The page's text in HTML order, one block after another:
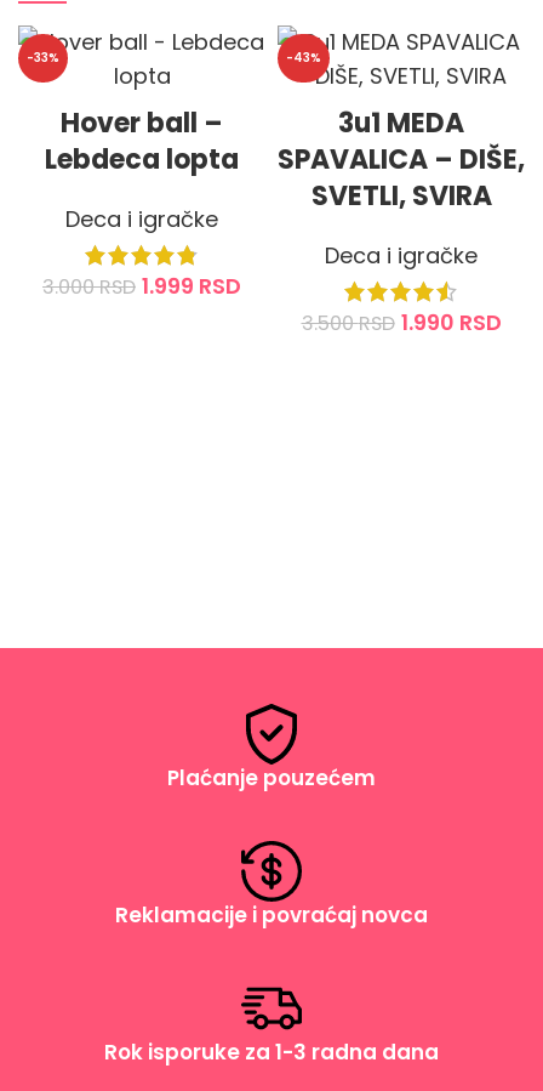
-33%
Hover ball –
Lebdeca lopta
Deca i igračke
3.000RSD 1.999 RSD
-43%
3u1 MEDA
SPAVALICA – DIŠE,
SVETLI, SVIRA
Deca i igračke
3.500RSD 1.990 RSD
Plaćanje pouzećem
Reklamacije i povraćaj novca
Rok isporuke za 1-3 radna dana